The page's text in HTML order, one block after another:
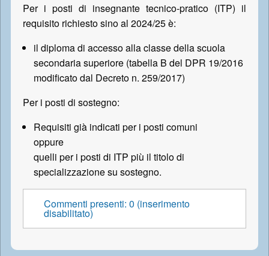
Per i posti di insegnante tecnico-pratico (ITP) il
requisito richiesto sino al 2024/25 è:
il diploma di accesso alla classe della scuola
secondaria superiore (tabella B del DPR 19/2016
modificato dal Decreto n. 259/2017)
Per i posti di sostegno:
Requisiti già indicati per i posti comuni
oppure
quelli per i posti di ITP più il titolo di
specializzazione su sostegno.
Commenti presenti: 0 (inserimento
disabilitato)